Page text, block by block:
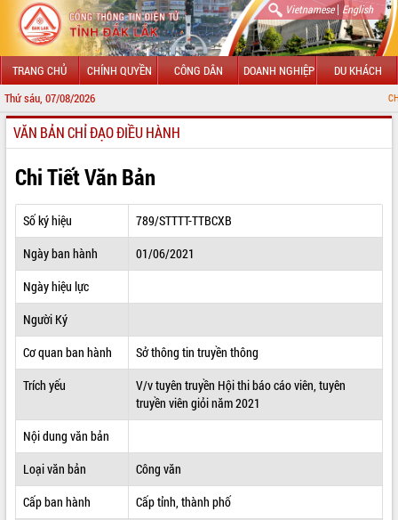
Vietnamese| English
TRANG CHỦ CHÍNH QUYỀN CÔNG DÂN DOANH NGHIỆP DU KHÁCH
Thứ sáu, 07/08/2026 CHÀO MỪNG
GIỚI THIỆU
LÃNH ĐẠO UBND TỈNH
TIN TỨC SỰ KIỆN
SỞ, BAN, NGÀNH
THÔNG TIN CHỈ ĐẠO ĐIỀU HÀNH
HỆ THỐNG VĂN BẢN
VĂN BẢN HĐND TỈNH
ĐIỂM TIN VĂN BẢN
VĂN BẢN CHỈ ĐẠO ĐIỀU HÀNH
Chi Tiết Văn Bản
Số ký hiệu
789/STTTT-TTBCXB
Ngày ban hành
01/06/2021
Ngày hiệu lực
Người Ký
Cơ quan ban hành
Sở thông tin truyền thông
Trích yếu
V/v tuyên truyền Hội thi báo cáo viên, tuyên
truyền viên giỏi năm 2021
Nội dung văn bản
Loại văn bản
Công văn
Cấp ban hành
Cấp tỉnh, thành phố